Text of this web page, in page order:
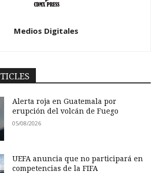
Medios Digitales
Alerta roja en Guatemala por
erupción del volcán de Fuego
05/08/2026
UEFA anuncia que no participará en
competencias de la FIFA